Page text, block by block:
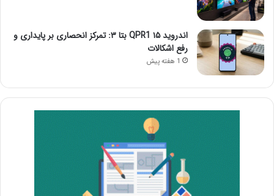
اندروید ۱۵ QPR1 بتا ۳: تمرکز انحصاری بر پایداری و
رفع اشکالات
1 هفته پیش